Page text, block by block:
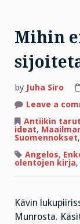
Mihin
by Juha Siro
Leave a
Antiikin tarut
ideat,
Suomennokset,
Angelos,
olentojen kirja,
Kävin
Munrosta.